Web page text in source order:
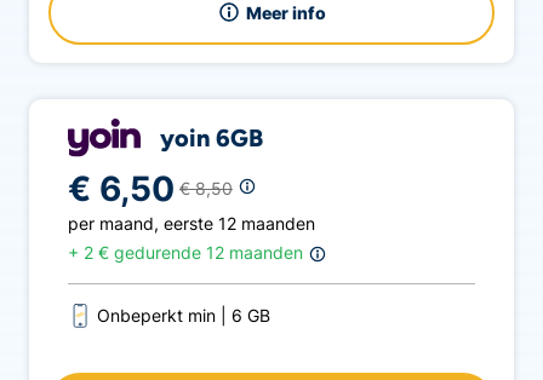
Meer info
yoin 6GB
€ 6,50 € 8,50
per maand, eerste 12 maanden
+ 2 € gedurende 12 maanden
Onbeperkt min 6 GB